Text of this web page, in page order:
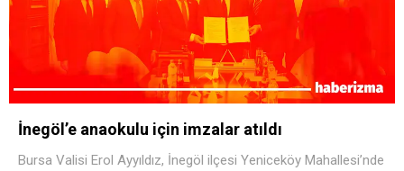
İnegöl’e anaokulu için imzalar atıldı
Bursa Valisi Erol Ayyıldız, İnegöl ilçesi Yeniceköy Mahallesi’nde